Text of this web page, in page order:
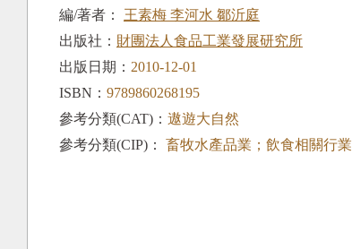
編/著者： 王素梅 李河水 鄒沂庭
出版社： 財團法人食品工業發展研究所
出版日期： 2010-12-01
ISBN： 9789860268195
參考分類(CAT)： 遨遊大自然
參考分類(CIP)：
畜牧水產品業；飲食相關行業